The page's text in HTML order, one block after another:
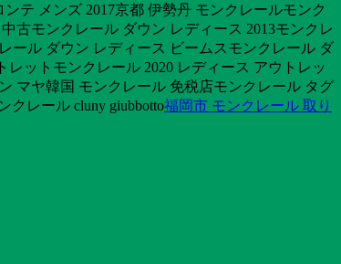
テ メンズ 2017京都 伊勢丹 モンクレールモンク
古モンクレール ダウン レディース 2013モンクレ
ール ダウン レディース ビームスモンクレール ダ
ットモンクレール 2020 レディース アウトレッ
マヤ韓国 モンクレール 免税店モンクレール タグ
クレール cluny giubbotto福岡市 モンクレール 取り